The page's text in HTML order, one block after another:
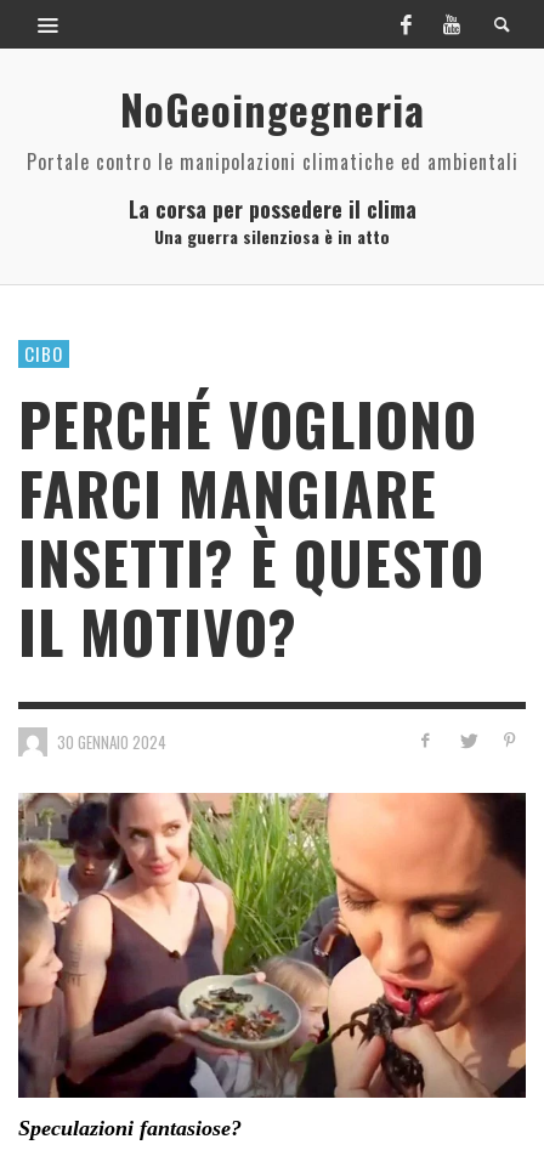
NoGeoingegneria
Portale contro le manipolazioni climatiche ed ambientali
La corsa per possedere il clima
Una guerra silenziosa è in atto
CIBO
PERCHÉ VOGLIONO
FARCI MANGIARE
INSETTI? È QUESTO
IL MOTIVO?
30 GENNAIO 2024
Speculazioni fantasiose?